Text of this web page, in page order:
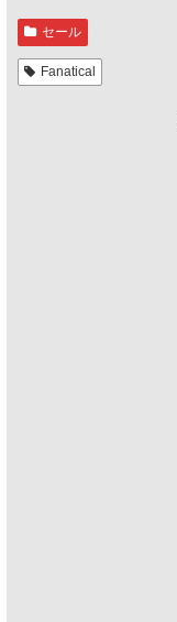
セール
Fanatical